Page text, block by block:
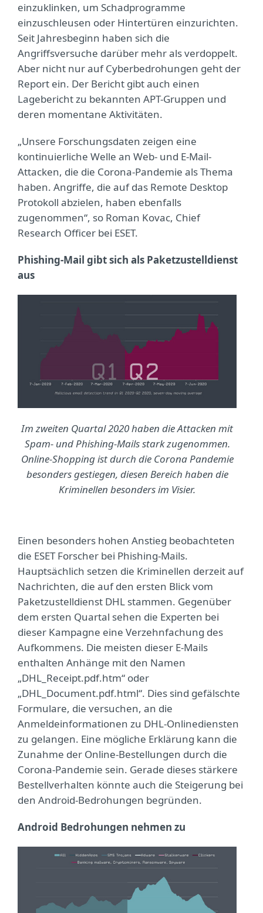
einzuklinken, um Schadprogramme
einzuschleusen oder Hintertüren einzurichten.
Seit Jahresbeginn haben sich die
Angriffsversuche darüber mehr als verdoppelt.
Aber nicht nur auf Cyberbedrohungen geht der
Report ein. Der Bericht gibt auch einen
Lagebericht zu bekannten APT-Gruppen und
deren momentane Aktivitäten.
„Unsere Forschungsdaten zeigen eine
kontinuierliche Welle an Web- und E-Mail-
Attacken, die die Corona-Pandemie als Thema
haben. Angriffe, die auf das Remote Desktop
Protokoll abzielen, haben ebenfalls
zugenommen“, so Roman Kovac, Chief
Research Officer bei ESET.
Phishing-Mail gibt sich als Paketzustelldienst
aus
Im zweiten Quartal 2020 haben die Attacken mit
Spam- und Phishing-Mails stark zugenommen.
Online-Shopping ist durch die Corona Pandemie
besonders gestiegen, diesen Bereich haben die
Kriminellen besonders im Visier.
Einen besonders hohen Anstieg beobachteten
die ESET Forscher bei Phishing-Mails.
Hauptsächlich setzen die Kriminellen derzeit auf
Nachrichten, die auf den ersten Blick vom
Paketzustelldienst DHL stammen. Gegenüber
dem ersten Quartal sehen die Experten bei
dieser Kampagne eine Verzehnfachung des
Aufkommens. Die meisten dieser E-Mails
enthalten Anhänge mit den Namen
„DHL_Receipt.pdf.htm“ oder
„DHL_Document.pdf.html“. Dies sind gefälschte
Formulare, die versuchen, an die
Anmeldeinformationen zu DHL-Onlinediensten
zu gelangen. Eine mögliche Erklärung kann die
Zunahme der Online-Bestellungen durch die
Corona-Pandemie sein. Gerade dieses stärkere
Bestellverhalten könnte auch die Steigerung bei
den Android-Bedrohungen begründen.
Android Bedrohungen nehmen zu